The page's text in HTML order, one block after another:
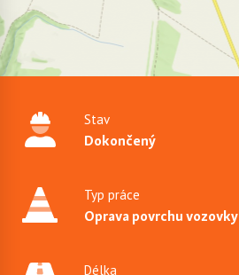
Stav
Dokončený
Typ práce
Oprava povrchu vozovky
Délka